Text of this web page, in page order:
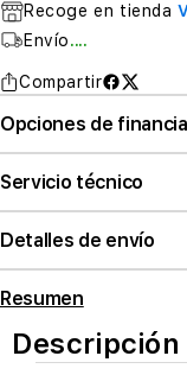
Recoge en tienda
Envío....
Compartir
Opciones de
Servicio técnico
Detalles de envío
Resumen
Descripción